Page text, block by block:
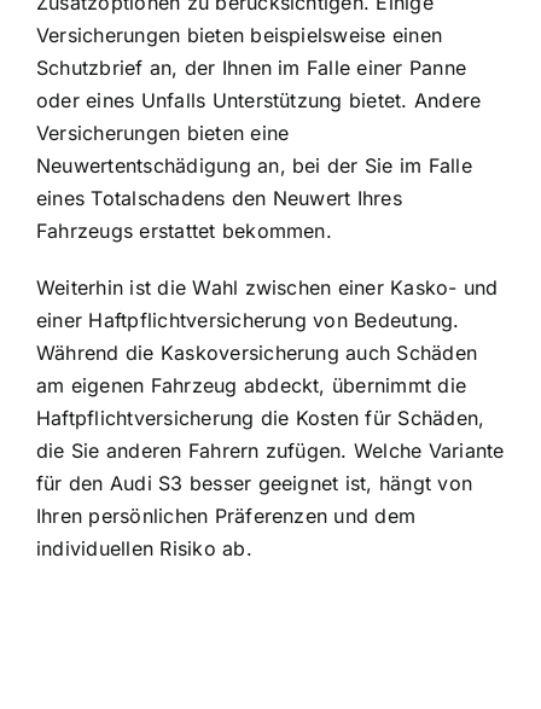
Versicherungen bieten beispielsweise einen
Schutzbrief an, der Ihnen im Falle einer Panne
oder eines Unfalls Unterstützung bietet. Andere
Versicherungen bieten eine
Neuwertentschädigung an, bei der Sie im Falle
eines Totalschadens den Neuwert Ihres
Fahrzeugs erstattet bekommen.
Weiterhin ist die Wahl zwischen einer Kasko- und
einer Haftpflichtversicherung von Bedeutung.
Während die Kaskoversicherung auch Schäden
am eigenen Fahrzeug abdeckt, übernimmt die
Haftpflichtversicherung die Kosten für Schäden,
die Sie anderen Fahrern zufügen. Welche Variante
für den Audi S3 besser geeignet ist, hängt von
Ihren persönlichen Präferenzen und dem
individuellen Risiko ab.